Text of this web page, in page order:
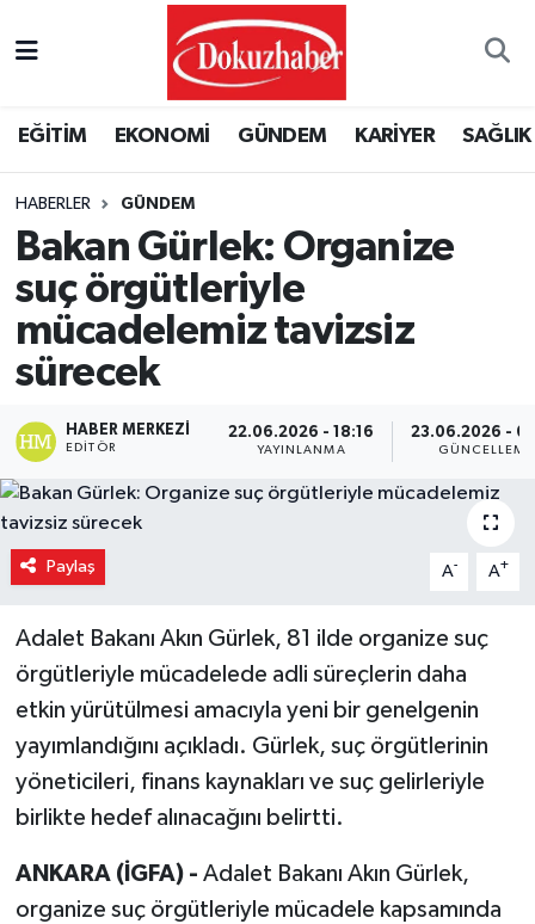
EĞİTİM EKONOMİ GÜNDEM KARİYER SAĞLIK
HABERLER GÜNDEM
Bakan Gürlek: Organize
suç örgütleriyle
mücadelemiz tavizsiz
sürecek
HABER MERKEZI
EDITÖR
22.06.2026 - 18:16
YAYINLANMA
23.06.2026 -
GÜNCELLEME
Paylaş A- A+
Adalet Bakanı Akın Gürlek, 81 ilde organize suç
örgütleriyle mücadelede adli süreçlerin daha
etkin yürütülmesi amacıyla yeni bir genelgenin
yayımlandığını açıkladı. Gürlek, suç örgütlerinin
yöneticileri, finans kaynakları ve suç gelirleriyle
birlikte hedef alınacağını belirtti.
ANKARA (İGFA) - Adalet Bakanı Akın Gürlek,
organize suç örgütleriyle mücadele kapsamında
Puan Durumu ve Fikstür
Tüm Manşetler
Son Dakika Haberleri